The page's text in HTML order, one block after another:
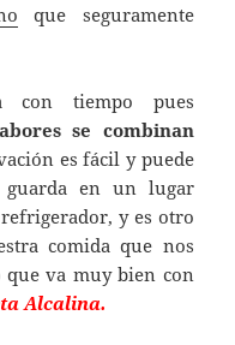
que seguramente
con tiempo pues
se combinan
es fácil y puede
guarda en un lugar
y es otro
comida que nos
va muy bien con
Alcalina.